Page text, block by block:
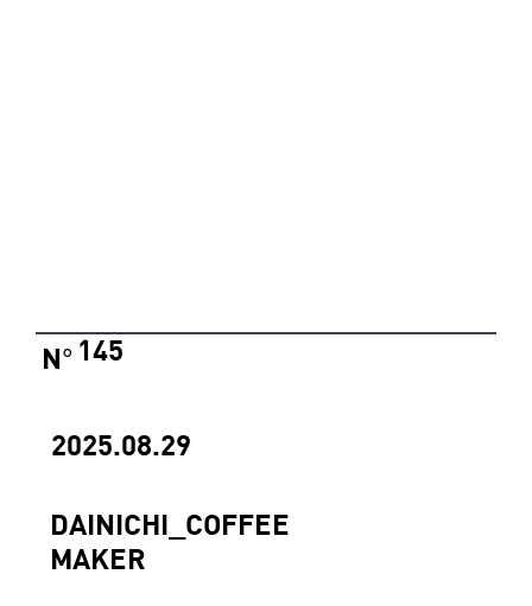
2025.08.29
DAINICHI_COFFEE
MAKER
145
N°